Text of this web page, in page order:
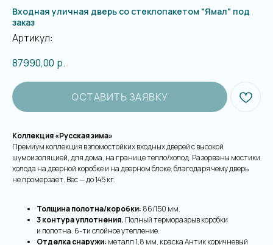
Входная уличная дверь со стеклопакетом "Ямал" под
заказ
Артикул:
87990,00 р.
ОСТАВИТЬ ЗАЯВКУ
Коллекция «Русская зима»
Премиум коллекция взломостойких входных дверей с высокой
шумоизоляцией, для дома, на границе тепло/холод. Разорваны мостики
холода на дверной коробке и на дверном блоке, благодаря чему дверь
не промерзает. Вес — до 145 кг.
Толщина полотна/коробки: 86/150 мм.
3 контура уплотнения. Полный терморазрыв коробки
и полотна. 6-ти слойное утепление.
Отделка снаружи: металл 1,8 мм, краска Антик коричневый